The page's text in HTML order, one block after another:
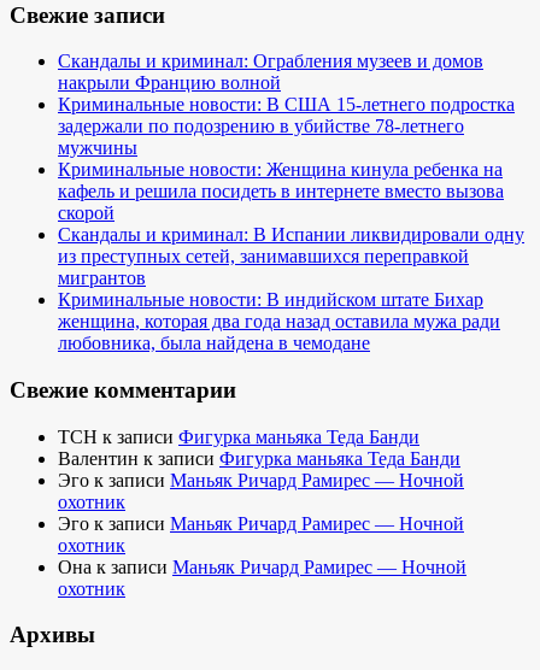
Свежие записи
Скандалы и криминал: Ограбления музеев и домов
накрыли Францию волной
Криминальные новости: В США 15-летнего подростка
задержали по подозрению в убийстве 78-летнего
мужчины
Криминальные новости: Женщина кинула ребенка на
кафель и решила посидеть в интернете вместо вызова
скорой
Скандалы и криминал: В Испании ликвидировали одну
из преступных сетей, занимавшихся переправкой
мигрантов
Криминальные новости: В индийском штате Бихар
женщина, которая два года назад оставила мужа ради
любовника, была найдена в чемодане
Свежие комментарии
TCH к записи Фигурка маньяка Теда Банди
Валентин к записи Фигурка маньяка Теда Банди
Эго к записи Маньяк Ричард Рамирес — Ночной
охотник
Эго к записи Маньяк Ричард Рамирес — Ночной
охотник
Она к записи Маньяк Ричард Рамирес — Ночной
охотник
Архивы